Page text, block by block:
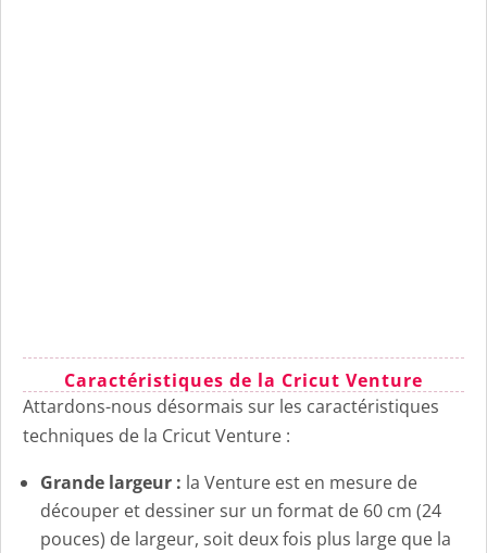
Caractéristiques de la Cricut Venture
Attardons-nous désormais sur les caractéristiques
techniques de la Cricut Venture :
Grande largeur : la Venture est en mesure de
découper et dessiner sur un format de 60 cm (24
pouces) de largeur, soit deux fois plus large que la